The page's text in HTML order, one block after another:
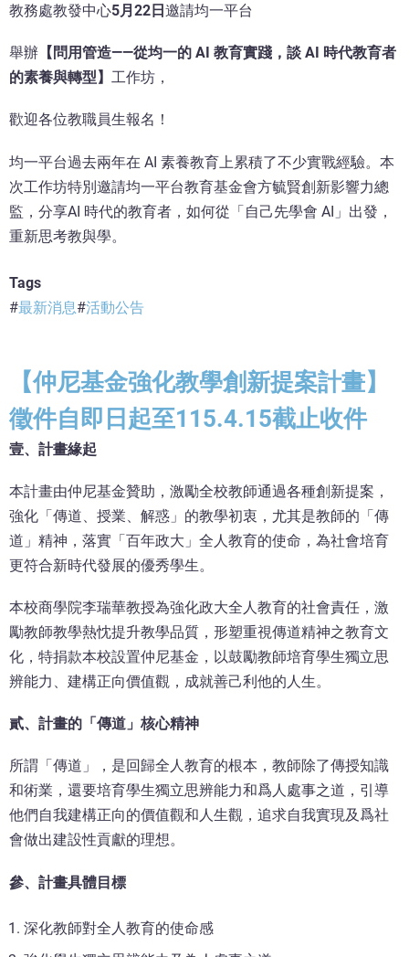
教務處教發中心5月22日邀請均一平台
舉辦 【問用管造——從均一的 AI 教育實踐，談 AI 時代教育者
的素養與轉型】 工作坊，
歡迎各位教職員生報名！
均一平台過去兩年在 AI 素養教育上累積了不少實戰經驗。本
次工作坊特別邀請均一平台教育基金會方毓賢創新影響力總
監，分享AI 時代的教育者，如何從「自己先學會 AI」出發，
重新思考教與學。
Tags
最新消息
活動公告
【仲尼基金強化教學創新提案計畫】
徵件自即日起至115.4.15截止收件
壹、計畫緣起
本計畫由仲尼基金贊助，激勵全校教師通過各種創新提案，
強化「傳道、授業、解惑」的教學初衷，尤其是教師的「傳
道」精神，落實「百年政大」全人教育的使命，為社會培育
更符合新時代發展的優秀學生。
本校商學院李瑞華教授為強化政大全人教育的社會責任，激
勵教師教學熱忱提升教學品質，形塑重視傳道精神之教育文
化，特捐款本校設置仲尼基金，以鼓勵教師培育學生獨立思
辨能力、建構正向價值觀，成就善己利他的人生。
貳、計畫的「傳道」核心精神
所謂「傳道」，是回歸全人教育的根本，教師除了傳授知識
和術業，還要培育學生獨立思辨能力和爲人處事之道，引導
他們自我建構正向的價值觀和人生觀，追求自我實現及爲社
會做出建設性貢獻的理想。
參、計畫具體目標
深化教師對全人教育的使命感